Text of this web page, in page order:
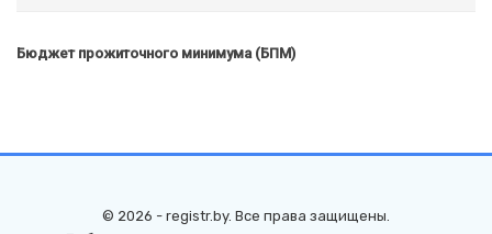
Бюджет прожиточного минимума (БПМ)
© 2026 - registr.by. Все права защищены.